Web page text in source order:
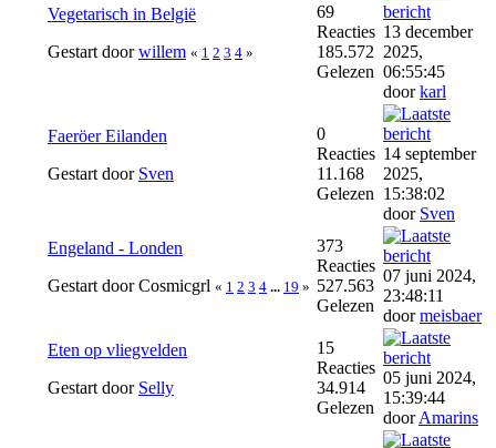
Vegetarisch in België
Gestart doorwillem « 1 2 3 4 »
69
Reacties
185.572
Gelezen
13 december
2025,
06:55:45
doorkarl
Faeröer Eilanden
Gestart door Sven
0
Reacties
11.168
Gelezen
14 september
2025,
15:38:02
door Sven
Engeland - Londen
Gestart door Cosmicgrl « 1 2 3 4 ... 19 »
373
Reacties
527.563
Gelezen
07 juni 2024,
23:48:11
doormeisbaer
Eten op vliegvelden
Gestart door Selly
15
Reacties
34.914
Gelezen
05 juni 2024,
15:39:44
doorAmarins